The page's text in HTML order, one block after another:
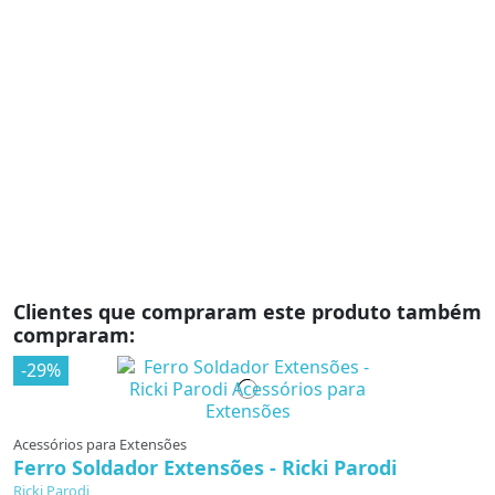
Clientes que compraram este produto também
compraram:
-29%
Acessórios para Extensões
Ferro Soldador Extensões - Ricki Parodi
Ricki Parodi